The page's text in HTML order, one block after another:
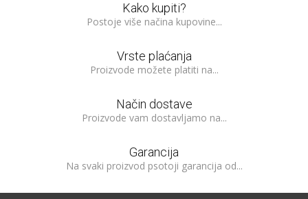
Kako kupiti?
Postoje više načina kupovine...
Vrste plaćanja
Proizvode možete platiti na...
Način dostave
Proizvode vam dostavljamo na...
Garancija
Na svaki proizvod psotoji garancija od...